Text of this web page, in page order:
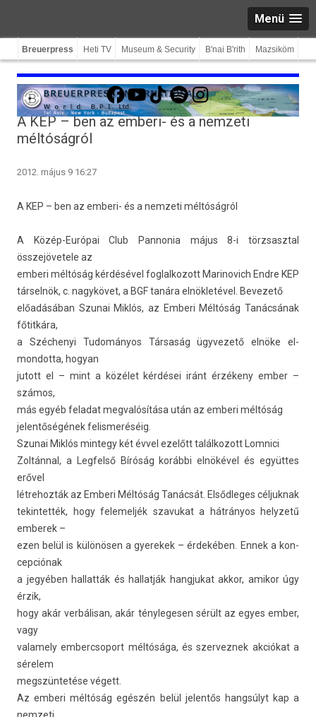
Menü
Breuerpress Heti TV Museum & Security B'nai B'rith Mazsiköm
Facebook
YouTube
TikTokSpotifyInstagram
A KEP – ben az emberi- és a nemzeti
méltóságról
2012. május 9 16:27
A KEP – ben az emberi- és a nem­zeti méltóságról
A Közép-Európai Club Pan­nonia május 8-i törzsaszt­al
összejövetele az
em­beri méltóság kérdésével fog­lalkozott Marinovich Endre KEP
társelnök, c. nagykövet, a BGF tanára elnökletével. Be­vezető
előadásában Szunai Miklós, az Em­beri Méltóság Tanácsának
főtitkára,
a Széc­henyi Tudományos Társaság ügyvezető elnöke el­
mondot­ta, hogyan
jutott el – mint a közélet kérdései iránt érzékeny ember –
számos,
más egyéb feladat meg­valósítása után az em­beri méltóság
jelen­tőségének felis­meréséig.
Szunai Miklós min­tegy két évvel ezelőtt talál­kozott Lom­nici
Zoltánnal, a Leg­felső Bíróság korábbi elnökével és együttes
erővel
lét­rehoz­ták az Em­beri Méltóság Tanácsát. El­sődleges cél­juknak
tekin­tették, hogy felemel­jék szavukat a hátrányos helyzetű
em­berek –
ezen belül is különösen a gyerekek – érdekében. Ennek a kon­
cepciónak
a jegyében hal­latták és hal­latják han­gjukat akkor, amikor úgy
érzik,
hogy akár verbálisan, akár tényleges­en sérült az egyes ember,
vagy
valame­ly em­bercsoport méltósága, és szer­veznek akciókat a
sérelem
megszüntetése végett.
Az em­beri méltóság egészén belül jelen­tős hangsúlyt kap a